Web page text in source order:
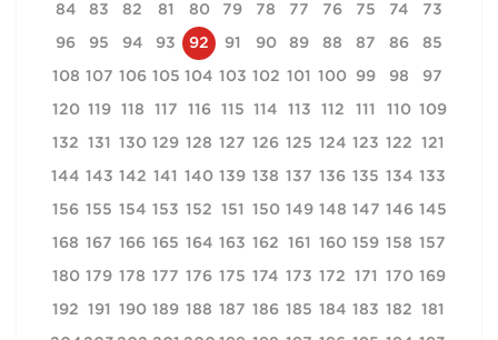
73
74
75
76
77
78
79
80
81
82
83
84
85
86
87
88
89
90
91
92
93
94
95
96
97
98
99
100
101
102
103
104
105
106
107
108
109
110
111
112
113
114
115
116
117
118
119
120
121
122
123
124
125
126
127
128
129
130
131
132
133
134
135
136
137
138
139
140
141
142
143
144
145
146
147
148
149
150
151
152
153
154
155
156
157
158
159
160
161
162
163
164
165
166
167
168
169
170
171
172
173
174
175
176
177
178
179
180
181
182
183
184
185
186
187
188
189
190
191
192